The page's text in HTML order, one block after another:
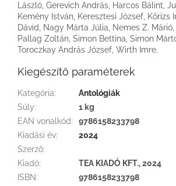
László, Gerevich András, Harcos Bálint,
Kemény István, Keresztesi József, Kőrizs
Dávid, Nagy Márta Júlia, Nemes Z.
Pallag Zoltán, Simon Bettina, Simon
Toroczkay András József, Wirth Imre.
Kiegészítő paraméterek
Kategória:
Antológiák
Súly:
1 kg
EAN vonalkód:
9786158233798
Kiadási év:
2024
Szerző:
Kiadó:
TEA KIADÓ KFT., 2024
ISBN:
9786158233798